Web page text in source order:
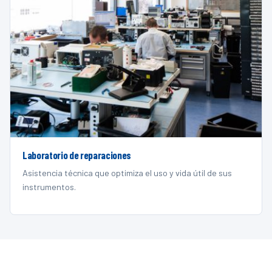
Laboratorio de reparaciones
Asistencia técnica que optimiza el uso y vida útil de sus
instrumentos.